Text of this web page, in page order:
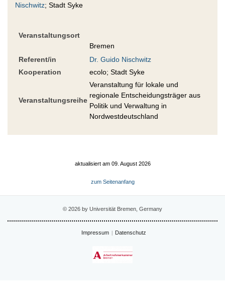
Nischwitz; Stadt Syke
Veranstaltungsort
Bremen
Referent/in
Dr. Guido Nischwitz
Kooperation
ecolo; Stadt Syke
Veranstaltungsreihe
Veranstaltung für lokale und
regionale Entscheidungsträger aus
Politik und Verwaltung in
Nordwestdeutschland
aktualisiert am 09. August 2026
zum Seitenanfang
© 2026 by Universität Bremen, Germany
Impressum Datenschutz